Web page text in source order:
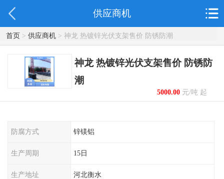
供应商机
首页> 供应商机> 神龙 热镀锌光伏支架售价 防锈防潮
神龙 热镀锌光伏支架售价 防锈防
潮
5000.00元/吨 起
防腐方式 锌镁铝
生产周期 15日
生产地址 河北衡水